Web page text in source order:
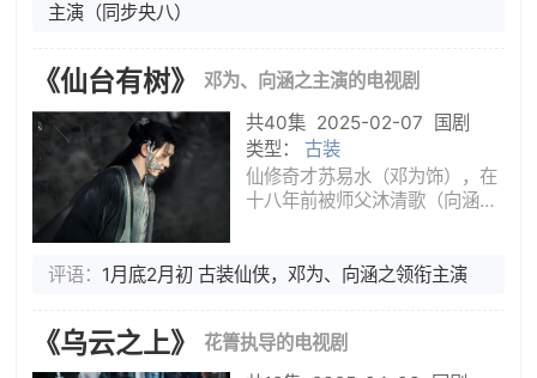
主演（同步央八）
《仙台有树》
邓为、向涵之主演的电视剧
共40集 2025-02-07
国剧
类型： 古装
仙修奇才苏易水（邓为饰），在
十八年前被师父沐清歌（向涵之
死去。十八年后，沐清歌化为薛
下，
评语： 1月底2月初 古装仙侠，邓为、向涵之领衔主演
《乌云之上》
花箐执导的电视剧